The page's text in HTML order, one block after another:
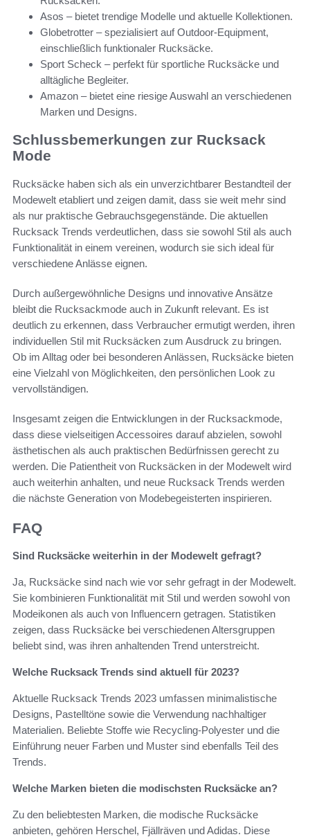
Asos – bietet trendige Modelle und aktuelle Kollektionen.
Globetrotter – spezialisiert auf Outdoor-Equipment,
einschließlich funktionaler Rucksäcke.
Sport Scheck – perfekt für sportliche Rucksäcke und
alltägliche Begleiter.
Amazon – bietet eine riesige Auswahl an verschiedenen
Marken und Designs.
Schlussbemerkungen zur Rucksack
Mode
Rucksäcke haben sich als ein unverzichtbarer Bestandteil der
Modewelt etabliert und zeigen damit, dass sie weit mehr sind
als nur praktische Gebrauchsgegenstände. Die aktuellen
Rucksack Trends verdeutlichen, dass sie sowohl Stil als auch
Funktionalität in einem vereinen, wodurch sie sich ideal für
verschiedene Anlässe eignen.
Durch außergewöhnliche Designs und innovative Ansätze
bleibt die Rucksackmode auch in Zukunft relevant. Es ist
deutlich zu erkennen, dass Verbraucher ermutigt werden, ihren
individuellen Stil mit Rucksäcken zum Ausdruck zu bringen.
Ob im Alltag oder bei besonderen Anlässen, Rucksäcke bieten
eine Vielzahl von Möglichkeiten, den persönlichen Look zu
vervollständigen.
Insgesamt zeigen die Entwicklungen in der Rucksackmode,
dass diese vielseitigen Accessoires darauf abzielen, sowohl
ästhetischen als auch praktischen Bedürfnissen gerecht zu
werden. Die Patientheit von Rucksäcken in der Modewelt wird
auch weiterhin anhalten, und neue Rucksack Trends werden
die nächste Generation von Modebegeisterten inspirieren.
FAQ
Sind Rucksäcke weiterhin in der Modewelt gefragt?
Ja, Rucksäcke sind nach wie vor sehr gefragt in der Modewelt.
Sie kombinieren Funktionalität mit Stil und werden sowohl von
Modeikonen als auch von Influencern getragen. Statistiken
zeigen, dass Rucksäcke bei verschiedenen Altersgruppen
beliebt sind, was ihren anhaltenden Trend unterstreicht.
Welche Rucksack Trends sind aktuell für 2023?
Aktuelle Rucksack Trends 2023 umfassen minimalistische
Designs, Pastelltöne sowie die Verwendung nachhaltiger
Materialien. Beliebte Stoffe wie Recycling-Polyester und die
Einführung neuer Farben und Muster sind ebenfalls Teil des
Trends.
Welche Marken bieten die modischsten Rucksäcke an?
Zu den beliebtesten Marken, die modische Rucksäcke
anbieten, gehören Herschel, Fjällräven und Adidas. Diese